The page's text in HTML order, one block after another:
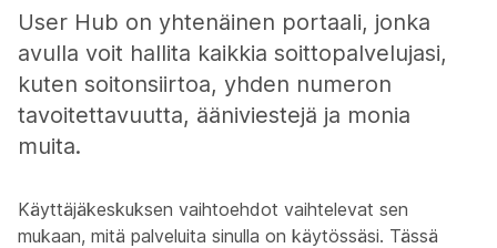
User Hub on yhtenäinen portaali, jonka
avulla voit hallita kaikkia soittopalvelujasi,
kuten soitonsiirtoa, yhden numeron
tavoitettavuutta, ääniviestejä ja monia
muita.
Käyttäjäkeskuksen vaihtoehdot vaihtelevat sen
mukaan, mitä palveluita sinulla on käytössäsi. Tässä